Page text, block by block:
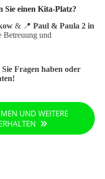
Sie einen Kita-Platz?
& 📍 Paul & Paula 2 in
Betreuung und
Fragen haben oder
UND WEITERE